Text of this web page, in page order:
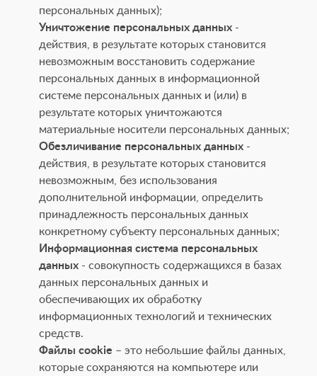
персональных данных);
Уничтожение персональных данных -
действия, в результате которых становится
невозможным восстановить содержание
персональных данных в информационной
системе персональных данных и (или) в
результате которых уничтожаются
материальные носители персональных данных;
Обезличивание персональных данных -
действия, в результате которых становится
невозможным, без использования
дополнительной информации, определить
принадлежность персональных данных
конкретному субъекту персональных данных;
Информационная система персональных
данных - совокупность содержащихся в базах
данных персональных данных и
обеспечивающих их обработку
информационных технологий и технических
средств.
Файлы cookie – это небольшие файлы данных,
которые сохраняются на компьютере или